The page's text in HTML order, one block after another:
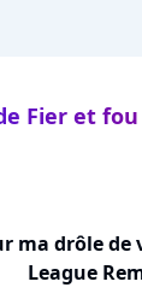
Fier et
ma drôle de
League